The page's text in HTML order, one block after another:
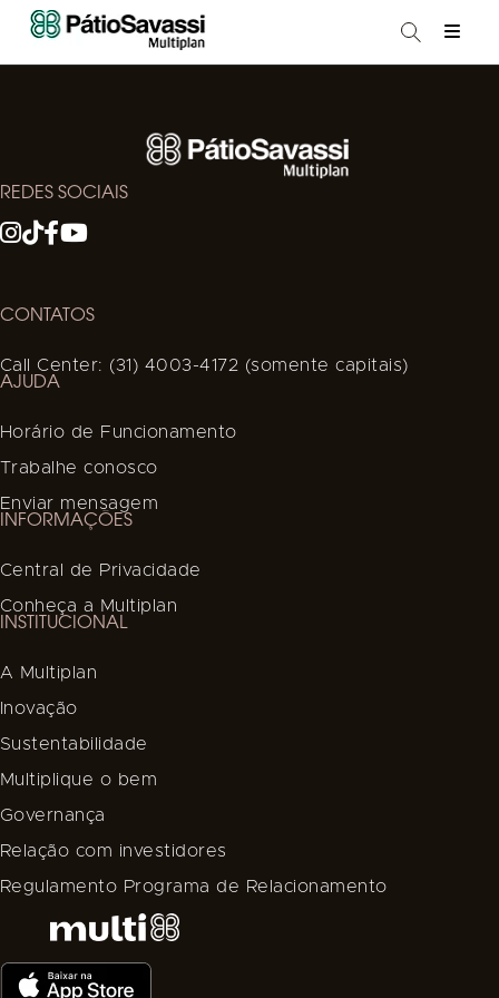
REDES SOCIAIS
CONTATOS
Call Center: (31) 4003-4172 (somente capitais)
AJUDA
Horário de Funcionamento
Trabalhe conosco
Enviar mensagem
INFORMAÇÕES
Central de Privacidade
Conheça a Multiplan
INSTITUCIONAL
A Multiplan
Inovação
Sustentabilidade
Multiplique o bem
Governança
Relação com investidores
Regulamento Programa de Relacionamento